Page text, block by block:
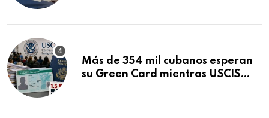
Más de 354 mil cubanos esperan
su Green Card mientras USCIS